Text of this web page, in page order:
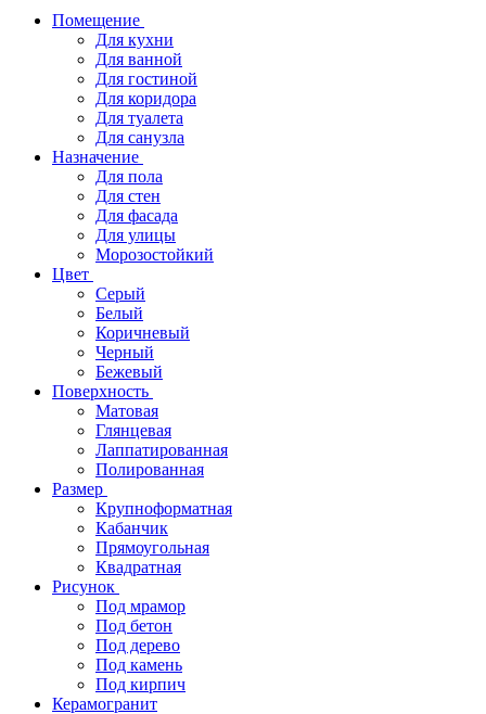
Помещение
Для кухни
Для ванной
Для гостиной
Для коридора
Для туалета
Для санузла
Назначение
Для пола
Для стен
Для фасада
Для улицы
Морозостойкий
Цвет
Серый
Белый
Коричневый
Черный
Бежевый
Поверхность
Матовая
Глянцевая
Лаппатированная
Полированная
Размер
Крупноформатная
Кабанчик
Прямоугольная
Квадратная
Рисунок
Под мрамор
Под бетон
Под дерево
Под камень
Под кирпич
Керамогранит